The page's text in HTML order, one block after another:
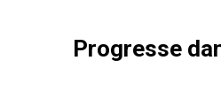
Progresse